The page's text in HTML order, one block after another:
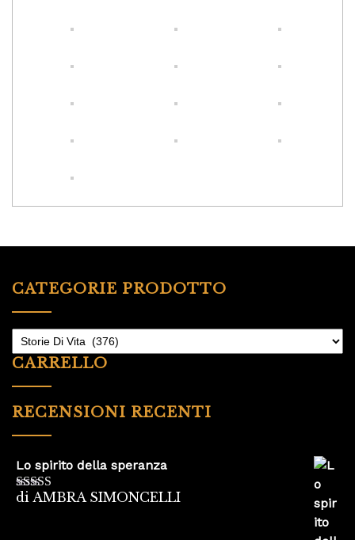
CATEGORIE PRODOTTO
CARRELLO
RECENSIONI RECENTI
Lo spirito della speranza
Valutato5su
di AMBRA SIMONCELLI